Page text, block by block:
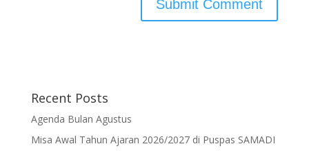
Recent Posts
Agenda Bulan Agustus
Misa Awal Tahun Ajaran 2026/2027 di Puspas SAMADI